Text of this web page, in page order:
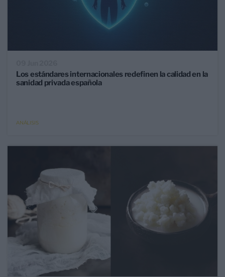
Los estándares internacionales redefinen la calidad en la
sanidad privada española
ANÁLISIS